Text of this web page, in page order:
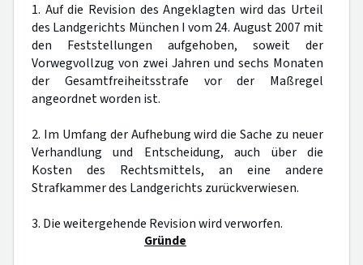
1. Auf die Revision des Angeklagten wird das Urteil
des Landgerichts München I vom 24. August 2007 mit
den Feststellungen aufgehoben, soweit der
Vorwegvollzug von zwei Jahren und sechs Monaten
der Gesamtfreiheitsstrafe vor der Maßregel
angeordnet worden ist.
2. Im Umfang der Aufhebung wird die Sache zu neuer
Verhandlung und Entscheidung, auch über die
Kosten des Rechtsmittels, an eine andere
Strafkammer des Landgerichts zurückverwiesen.
3. Die weitergehende Revision wird verworfen.
Gründe